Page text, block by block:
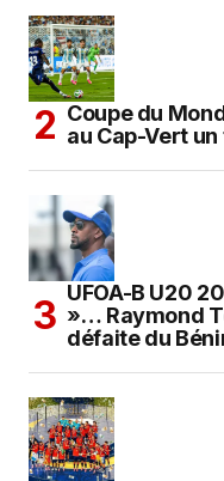
Coupe du
au Cap-Vert
UFOA-B U20
»… Raymond
défaite du